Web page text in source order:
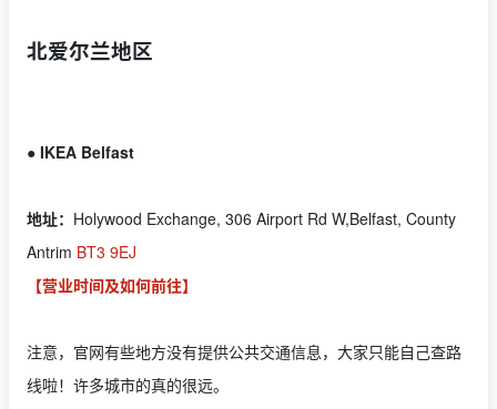
北爱尔兰地区
● IKEA Belfast
地址： Holywood Exchange, 306 Airport Rd W,Belfast, County
Antrim BT3 9EJ
【营业时间及如何前往】
注意，官网有些地方没有提供公共交通信息，大家只能自己查路
线啦！许多城市的真的很远。